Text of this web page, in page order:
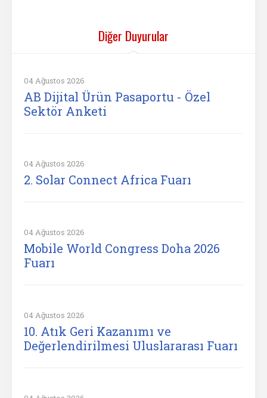
Diğer Duyurular
04 Ağustos 2026
AB Dijital Ürün Pasaportu - Özel
Sektör Anketi
04 Ağustos 2026
2. Solar Connect Africa Fuarı
04 Ağustos 2026
Mobile World Congress Doha 2026
Fuarı
04 Ağustos 2026
10. Atık Geri Kazanımı ve
Değerlendirilmesi Uluslararası Fuarı